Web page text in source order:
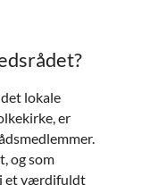
lokale
er
og som
i et værdifuldt